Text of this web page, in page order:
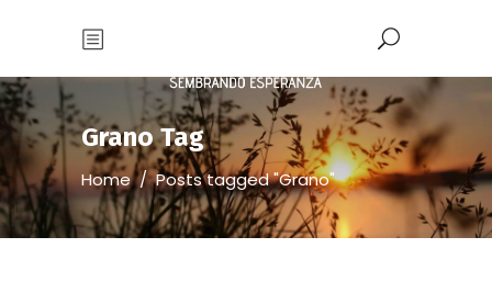
Grano Tag
Home/Posts tagged "Grano"